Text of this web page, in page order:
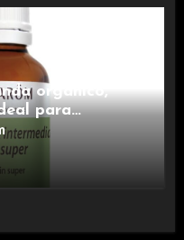
orgánico,
para